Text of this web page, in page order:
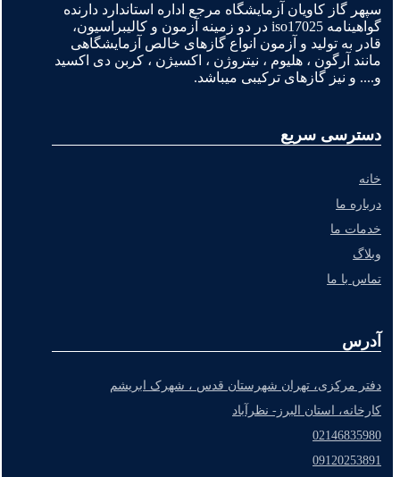
سپهر گاز کاویان آزمایشگاه مرجع اداره استاندارد دارنده
گواهینامه iso17025 در دو زمینه آزمون و کالیبراسیون،
قادر به تولید و آزمون انواع گازهای خالص آزمایشگاهی
مانند آرگون ، هلیوم ، نیتروژن ، اکسیژن ، کربن دی اکسید
و.... و نیز گازهای ترکیبی میباشد.
دسترسی سریع
خانه
درباره ما
خدمات ما
وبلاگ
تماس با ما
آدرس
دفتر مرکزی، تهران شهرستان قدس ، شهرک ابریشم
کارخانه، استان البرز- نظرآباد
02146835980
09120253891